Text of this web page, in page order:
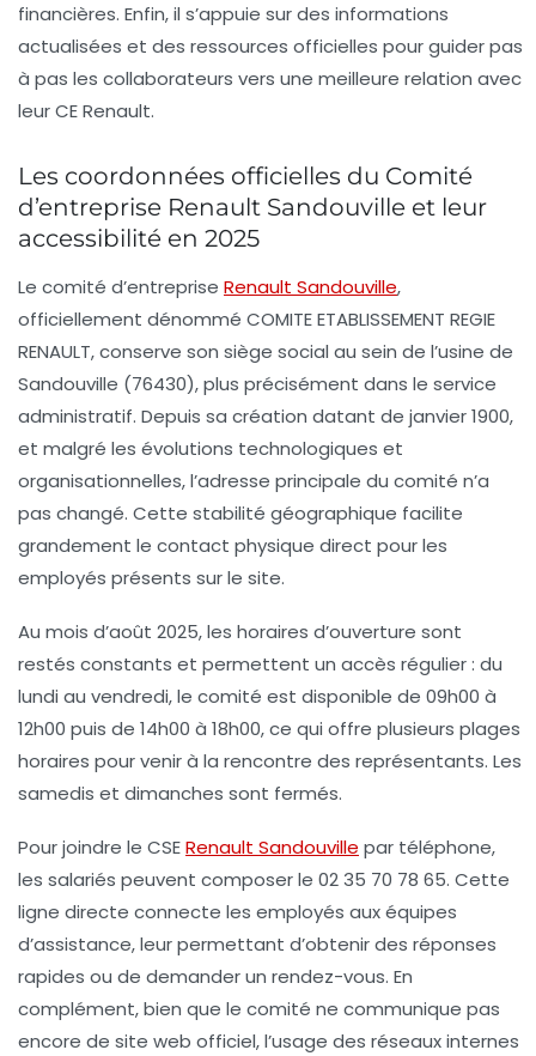
financières. Enfin, il s’appuie sur des informations
actualisées et des ressources officielles pour guider pas
à pas les collaborateurs vers une meilleure relation avec
leur CE Renault.
Les coordonnées officielles du Comité
d’entreprise Renault Sandouville et leur
accessibilité en 2025
Le comité d’entreprise Renault Sandouville,
officiellement dénommé COMITE ETABLISSEMENT REGIE
RENAULT, conserve son siège social au sein de l’usine de
Sandouville (76430), plus précisément dans le service
administratif. Depuis sa création datant de janvier 1900,
et malgré les évolutions technologiques et
organisationnelles, l’adresse principale du comité n’a
pas changé. Cette stabilité géographique facilite
grandement le contact physique direct pour les
employés présents sur le site.
Au mois d’août 2025, les horaires d’ouverture sont
restés constants et permettent un accès régulier : du
lundi au vendredi, le comité est disponible de 09h00 à
12h00 puis de 14h00 à 18h00, ce qui offre plusieurs plages
horaires pour venir à la rencontre des représentants. Les
samedis et dimanches sont fermés.
Pour joindre le CSERenault Sandouville par téléphone,
les salariés peuvent composer le 02 35 70 78 65. Cette
ligne directe connecte les employés aux équipes
d’assistance, leur permettant d’obtenir des réponses
rapides ou de demander un rendez-vous. En
complément, bien que le comité ne communique pas
encore de site web officiel, l’usage des réseaux internes